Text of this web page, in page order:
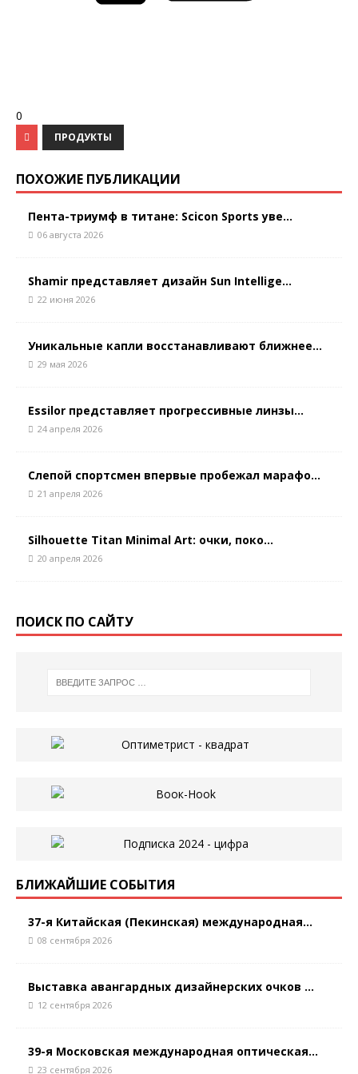
0
ПРОДУКТЫ
ПОХОЖИЕ ПУБЛИКАЦИИ
Пента-триумф в титане: Scicon Sports уве...
06 августа 2026
Shamir представляет дизайн Sun Intellige...
22 июня 2026
Уникальные капли восстанавливают ближнее...
29 мая 2026
Essilor представляет прогрессивные линзы...
24 апреля 2026
Слепой спортсмен впервые пробежал марафо...
21 апреля 2026
Silhouette Titan Minimal Art: очки, поко...
20 апреля 2026
ПОИСК ПО САЙТУ
БЛИЖАЙШИЕ СОБЫТИЯ
37-я Китайская (Пекинская) международная...
08 сентября 2026
Выставка авангардных дизайнерских очков ...
12 сентября 2026
39-я Московская международная оптическая...
23 сентября 2026